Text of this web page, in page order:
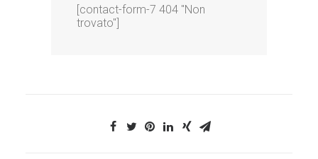
[contact-form-7 404 "Non
trovato"]